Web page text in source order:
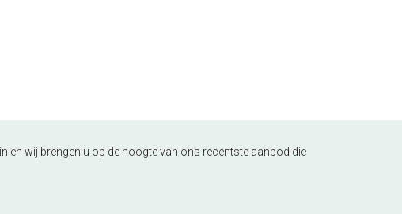
wij brengen u op de hoogte van ons recentste aanbod die